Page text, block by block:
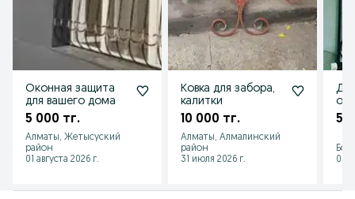
Оконная защита
для вашего дома
5 000 тг.
Алматы, Жетысуский
район
01 августа 2026 г.
Ковка для забора,
калитки
10 000 тг.
Алматы, Алмалинский
район
31 июля 2026 г.
5
05